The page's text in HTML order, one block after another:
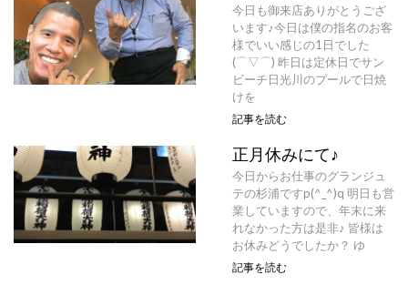
今日も御来店ありがとうござ
います♪今日は僕の指名のお客
様でいい感じの1日でした
(⌒▽⌒) 昨日は定休日でサン
ビーチ日光川のプールで日焼
けを
記事を読む
正月休みにて♪
今日からお仕事のグランジュ
テの杉浦ですp(^_^)q 明日も営
業していますので、年末に来
れなかった方は是非♪ 皆様は
お休みどうでしたか？ ゆ
記事を読む